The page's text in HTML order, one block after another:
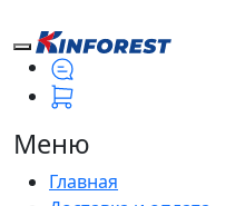
Меню
Главная